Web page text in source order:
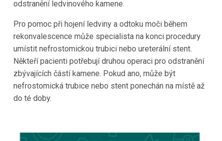
odstranění ledvinového kamene.
Pro pomoc při hojení ledviny a odtoku moči během
rekonvalescence může specialista na konci procedury
umístit nefrostomickou trubici nebo ureterální stent.
Někteří pacienti potřebují druhou operaci pro odstranění
zbývajících částí kamene. Pokud ano, může být
nefrostomická trubice nebo stent ponechán na místě až
do té doby.